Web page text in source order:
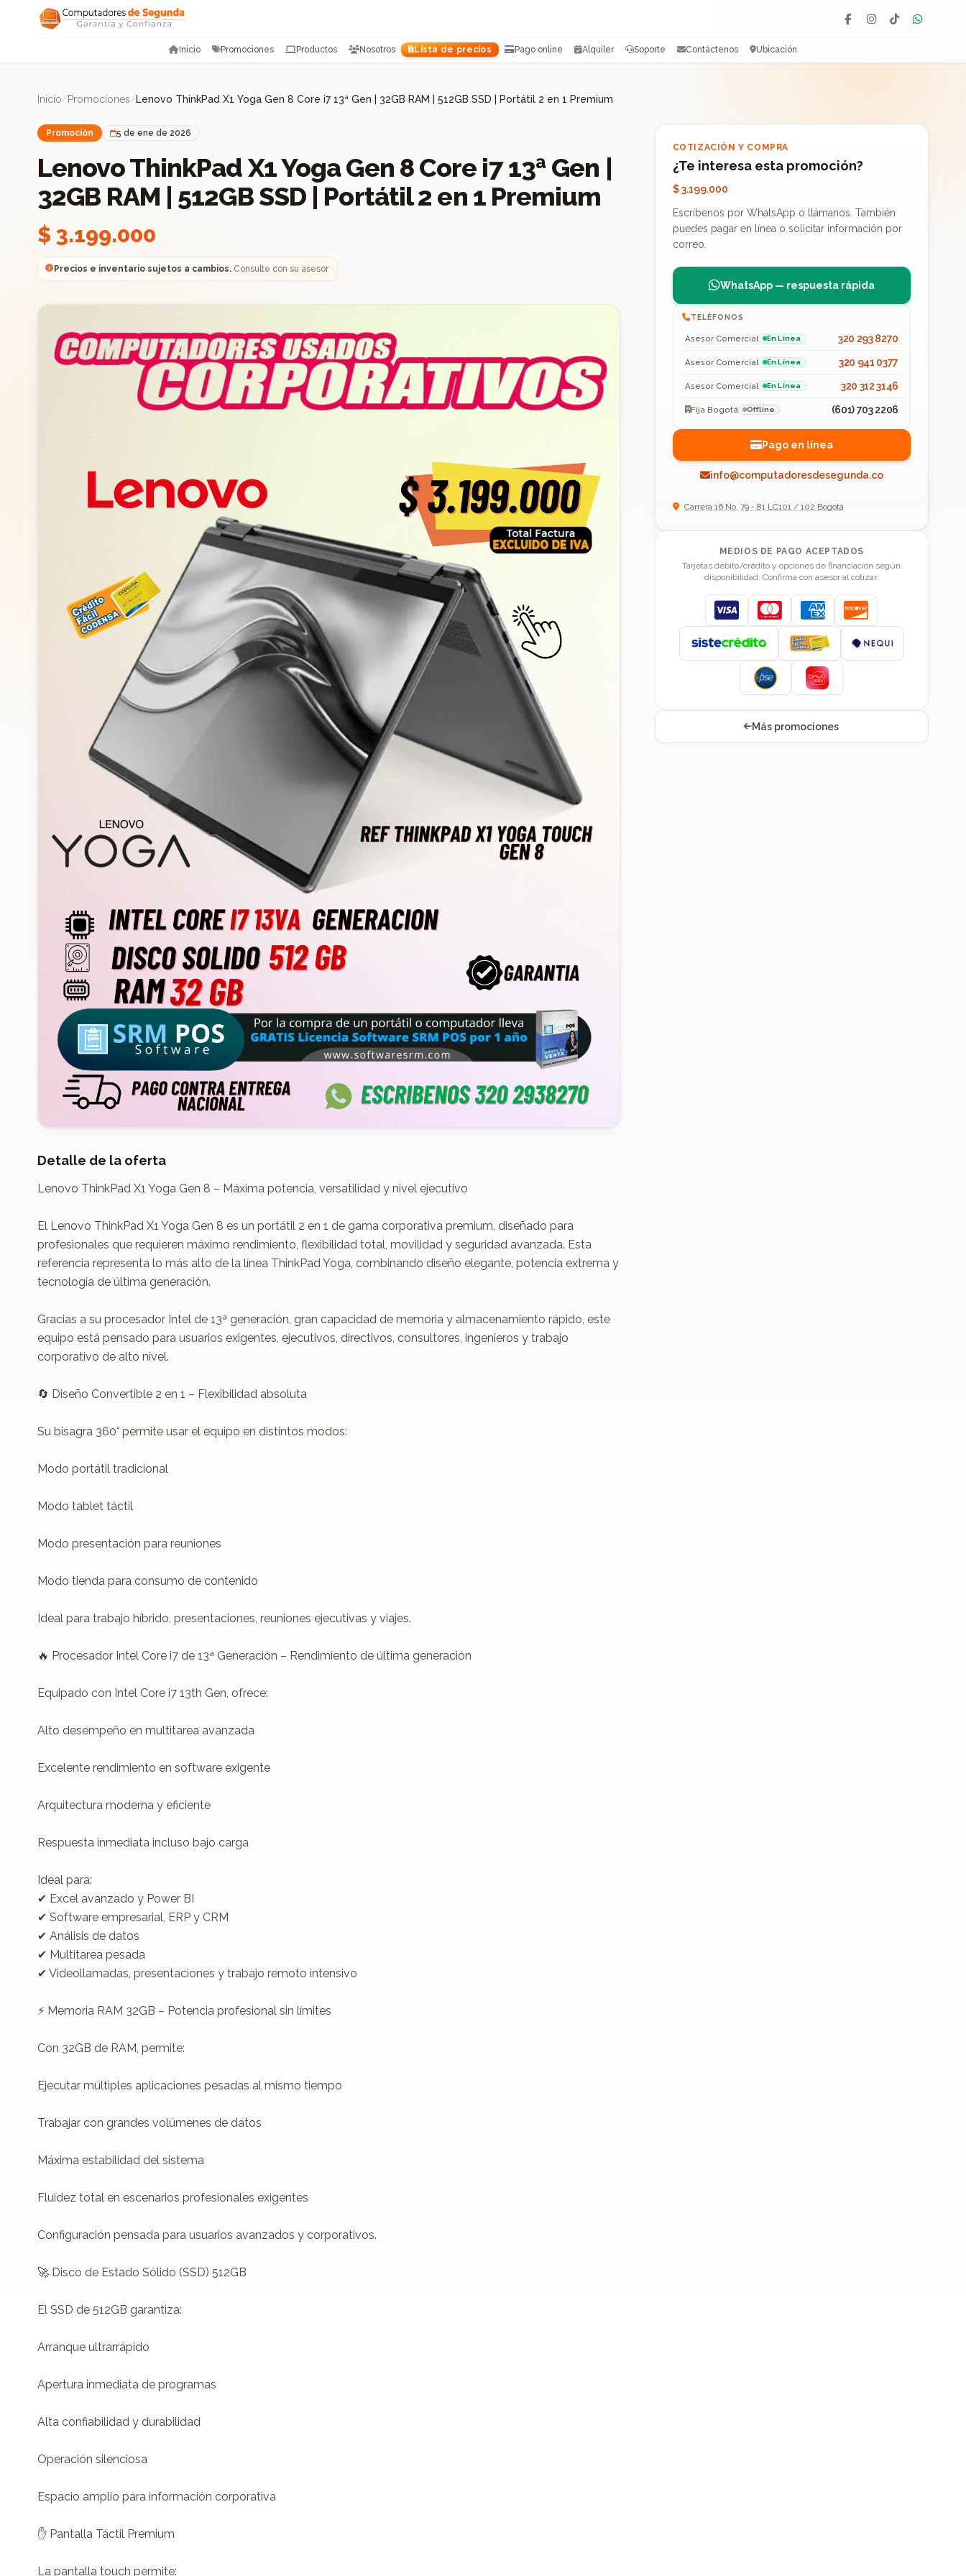
Saltar al contenido
Facebook
Instagram
TikTok
Inicio Promociones Productos Nosotros Lista de precios Pago online Alquiler Soporte Contáctenos Ubicación
Inicio/Promociones/Lenovo ThinkPad X1 Yoga Gen 8 Core i7 13ª Gen | 32GB RAM | 512GB SSD | Portátil 2 en 1 Premium
Promoción 5 de ene de 2026
Lenovo ThinkPad X1 Yoga Gen 8 Core i7 13ª Gen |
32GB RAM | 512GB SSD | Portátil 2 en 1 Premium
$ 3.199.000
Precios e inventario sujetos a cambios.Consulte con su asesor
Detalle de la oferta
Lenovo ThinkPad X1 Yoga Gen 8 – Máxima potencia, versatilidad y nivel ejecutivo
El Lenovo ThinkPad X1 Yoga Gen 8 es un portátil 2 en 1 de gama corporativa premium, diseñado para
profesionales que requieren máximo rendimiento, flexibilidad total, movilidad y seguridad avanzada. Esta
referencia representa lo más alto de la línea ThinkPad Yoga, combinando diseño elegante, potencia extrema y
tecnología de última generación.
Gracias a su procesador Intel de 13ª generación, gran capacidad de memoria y almacenamiento rápido, este
equipo está pensado para usuarios exigentes, ejecutivos, directivos, consultores, ingenieros y trabajo
corporativo de alto nivel.
🔄 Diseño Convertible 2 en 1 – Flexibilidad absoluta
Su bisagra 360° permite usar el equipo en distintos modos:
Modo portátil tradicional
Modo tablet táctil
Modo presentación para reuniones
Modo tienda para consumo de contenido
Ideal para trabajo híbrido, presentaciones, reuniones ejecutivas y viajes.
🔥 Procesador Intel Core i7 de 13ª Generación – Rendimiento de última generación
Equipado con Intel Core i7 13th Gen, ofrece:
Alto desempeño en multitarea avanzada
Excelente rendimiento en software exigente
Arquitectura moderna y eficiente
Respuesta inmediata incluso bajo carga
Ideal para:
✔ Excel avanzado y Power BI
✔ Software empresarial, ERP y CRM
✔ Análisis de datos
✔ Multitarea pesada
✔ Videollamadas, presentaciones y trabajo remoto intensivo
⚡ Memoria RAM 32GB – Potencia profesional sin límites
Con 32GB de RAM, permite:
Ejecutar múltiples aplicaciones pesadas al mismo tiempo
Trabajar con grandes volúmenes de datos
Máxima estabilidad del sistema
Fluidez total en escenarios profesionales exigentes
Configuración pensada para usuarios avanzados y corporativos.
🚀 Disco de Estado Sólido (SSD) 512GB
El SSD de 512GB garantiza:
Arranque ultrarrápido
Apertura inmediata de programas
Alta confiabilidad y durabilidad
Operación silenciosa
Espacio amplio para información corporativa
✋ Pantalla Táctil Premium
La pantalla touch permite:
COTIZACIÓN Y COMPRA
¿Te interesa esta promoción?
$ 3.199.000
Escríbenos por WhatsApp o llámanos. También
puedes pagar en línea o solicitar información por
correo.
WhatsApp — respuesta rápida
TELÉFONOS
Asesor Comercial En Línea 320 293 8270
Asesor Comercial En Línea 320 941 0377
Asesor Comercial En Línea 320 312 3146
Fija Bogotá Offline (601) 703 2206
Pago en línea
info@computadoresdesegunda.co
Carrera 16 No. 79 - 81 LC101 / 102 Bogotá
MEDIOS DE PAGO ACEPTADOS
Tarjetas débito/crédito y opciones de financiación según
disponibilidad. Confirma con asesor al cotizar.
Visa MastercardAmerican Express
Discover
Más promociones